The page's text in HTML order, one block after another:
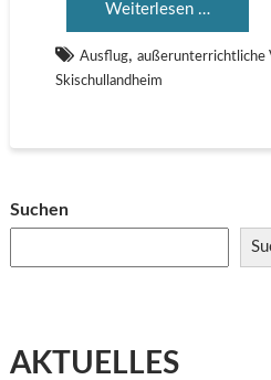
Weiterlesen …
Ausflug, außerunterrichtliche
Skischullandheim
Suchen
AKTUELLES